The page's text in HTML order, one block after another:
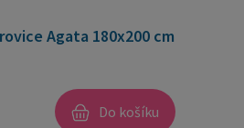
Agata 180x200 cm
Do košíku